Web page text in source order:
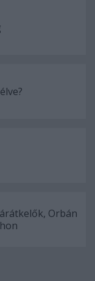
Orbán